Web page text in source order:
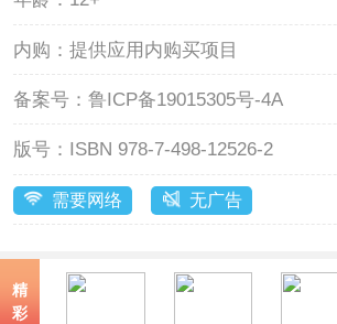
内购： 提供应用内购买项目
备案号： 鲁ICP备19015305号-4A
版号： ISBN 978-7-498-12526-2
需要网络 无广告
精
彩